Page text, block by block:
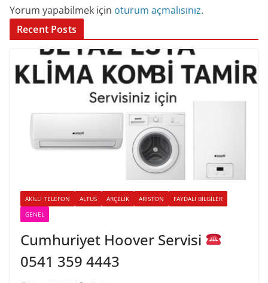
Yorum yapabilmek için oturum açmalısınız.
Recent Posts
AKILLI TELEFON ALTUS ARÇELIK ARISTON
FAYDALI BILGILER
GENEL
Cumhuriyet Hoover Servisi
0541 359 4443